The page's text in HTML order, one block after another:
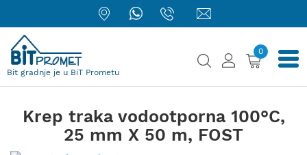
Bit gradnje je u BiT Prometu
0
Krep traka vodootporna 100°C,
25 mm X 50 m, FOST